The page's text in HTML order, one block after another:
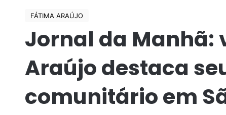
FÁTIMA ARAÚJO
Jornal da Manhã:
Araújo destaca
comunitário em